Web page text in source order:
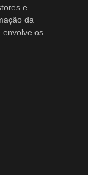
e
da
envolve os